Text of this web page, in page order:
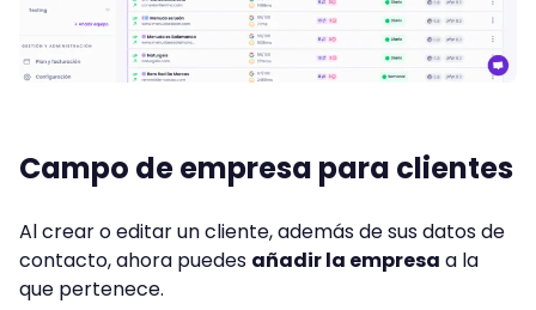
Campo de empresa para clientes
Al crear o editar un cliente, además de sus datos de
contacto, ahora puedes añadir la empresa a la
que pertenece.